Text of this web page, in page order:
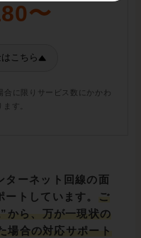
〜
こちら
に限りサービス数にかかわ
す。
ターネット回線の面
トしています。
ご
から、万が一現状の
場合の対応サポート